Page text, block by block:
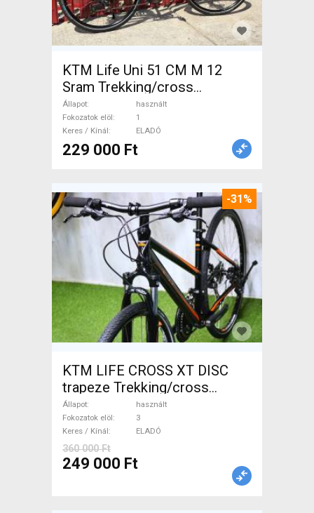
KTM Life Uni 51 CM M 12
Sram Trekking/cross
tárcsafék használt ELADÓ
Állapot
használt
Fokozatok elöl
1
Keres / Kínál
ELADÓ
229 000 Ft
-31%
KTM LIFE CROSS XT DISC
trapeze Trekking/cross
tárcsafék használt ELADÓ
Állapot
használt
Fokozatok elöl
3
Keres / Kínál
ELADÓ
360 000 Ft
249 000 Ft